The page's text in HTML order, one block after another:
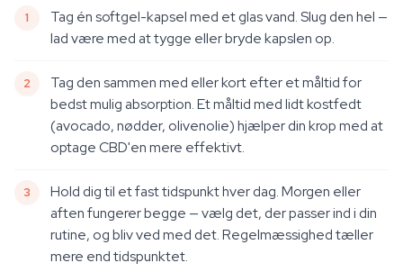
Tag én softgel-kapsel med et glas vand. Slug den hel —
lad være med at tygge eller bryde kapslen op.
Tag den sammen med eller kort efter et måltid for
bedst mulig absorption. Et måltid med lidt kostfedt
(avocado, nødder, olivenolie) hjælper din krop med at
optage CBD'en mere effektivt.
Hold dig til et fast tidspunkt hver dag. Morgen eller
aften fungerer begge — vælg det, der passer ind i din
rutine, og bliv ved med det. Regelmæssighed tæller
mere end tidspunktet.